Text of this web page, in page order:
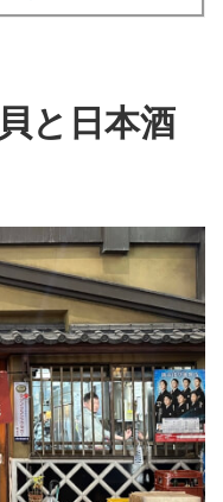
と日本酒